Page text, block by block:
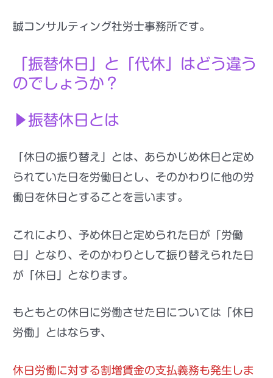
誠コンサルティング社労士事務所です。
「振替休日」と「代休」はどう違う
のでしょうか？
▶振替休日とは
「休日の振り替え」とは、 あらかじめ休日と定め
られていた日を労働日とし、そのかわりに他の労
働日を休日とすることを言います。
これにより、予め休日と定められた日が「労働
日」となり、そのかわりとして振り替えられた日
が「休日」となります。
もともとの休日に労働させた日については「休日
労働」とはならず、
休日労働に対する割増賃金の支払義務も発生しま